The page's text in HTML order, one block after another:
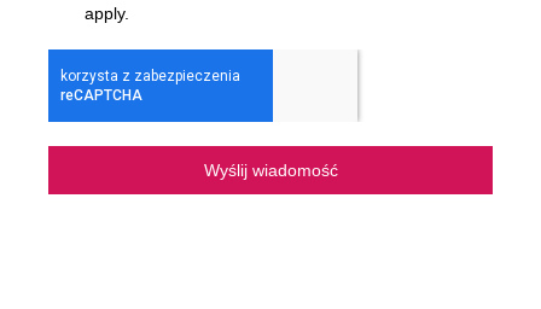
apply.
Wyślij wiadomość